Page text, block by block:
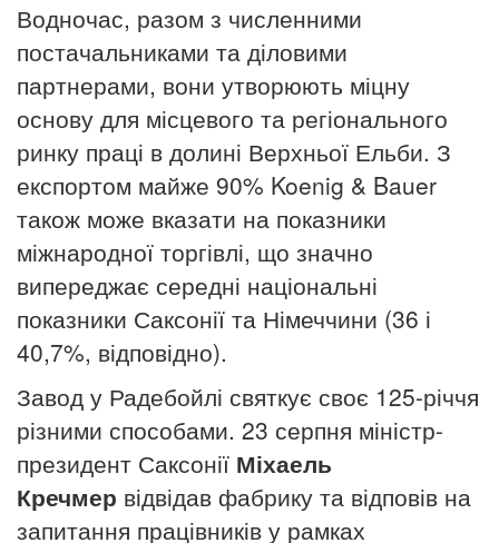
Водночас, разом з численними
постачальниками та діловими
партнерами, вони утворюють міцну
основу для місцевого та регіонального
ринку праці в долині Верхньої Ельби. З
експортом майже 90% Koenig & Bauer
також може вказати на показники
міжнародної торгівлі, що значно
випереджає середні національні
показники Саксонії та Німеччини (36 і
40,7%, відповідно).
Завод у Радебойлі святкує своє 125-річчя
різними способами. 23 серпня міністр-
президент Саксонії Міхаель
Кречмер відвідав фабрику та відповів на
запитання працівників у рамках